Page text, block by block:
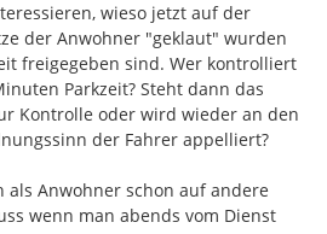
wieso jetzt auf der
der Anwohner "geklaut" wurden
freigegeben sind. Wer kontrolliert
Parkzeit? Steht dann das
Kontrolle oder wird wieder an den
der Fahrer appelliert?
als Anwohner schon auf andere
wenn man abends vom Dienst